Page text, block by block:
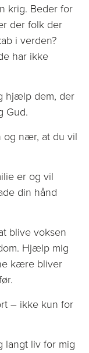
krig. Beder for
der folk der
i verden?
har ikke
hjælp dem, der
Gud.
og nær, at du vil
er og vil
din hånd
blive voksen
Hjælp mig
kære bliver
– ikke kun for
langt liv for mig